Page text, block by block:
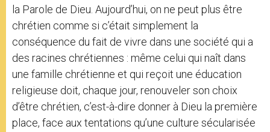
la Parole de Dieu. Aujourd’hui, on ne peut plus être
chrétien comme si c’était simplement la
conséquence du fait de vivre dans une société qui a
des racines chrétiennes : même celui qui naît dans
une famille chrétienne et qui reçoit une éducation
religieuse doit, chaque jour, renouveler son choix
d’être chrétien, c’est-à-dire donner à Dieu la première
place, face aux tentations qu’une culture sécularisée